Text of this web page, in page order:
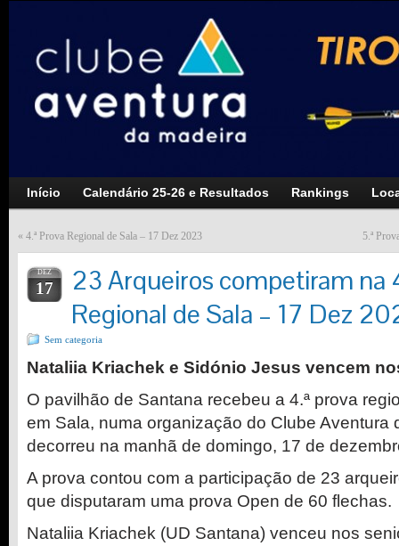
Início Calendário 25-26 e Resultados Rankings
« 4.ª Prova Regional de Sala – 17 Dez 2023 5.ª
DEZ
17
23 Arqueiros competiram na
Regional de Sala – 17 Dez
Sem categoria
Nataliia Kriachek e Sidónio Jesus vencem
O pavilhão de Santana recebeu a 4.ª prova
em Sala, numa organização do Clube Aventura
decorreu na manhã de domingo, 17 de
A prova contou com a participação de 23
que disputaram uma prova Open de 60 flechas.
Nataliia Kriachek (UD Santana) venceu nos